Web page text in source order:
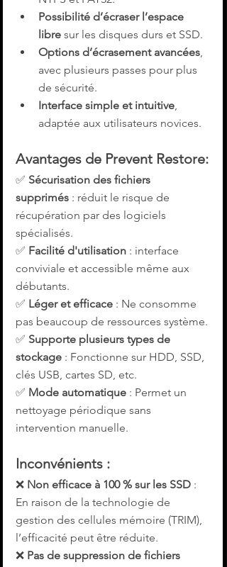
Possibilité d’écraser l’espace
libre sur les disques durs et SSD.
Options d’écrasement avancées,
avec plusieurs passes pour plus
de sécurité.
Interface simple et intuitive,
adaptée aux utilisateurs novices.
Avantages de Prevent Restore:
✅ Sécurisation des fichiers
supprimés : réduit le risque de
récupération par des logiciels
spécialisés.
✅ Facilité d'utilisation : interface
conviviale et accessible même aux
débutants.
✅ Léger et efficace : Ne consomme
pas beaucoup de ressources système.
✅ Supporte plusieurs types de
stockage : Fonctionne sur HDD, SSD,
clés USB, cartes SD, etc.
✅ Mode automatique : Permet un
nettoyage périodique sans
intervention manuelle.
Inconvénients :
❌ Non efficace à 100 % sur les SSD :
En raison de la technologie de
gestion des cellules mémoire (TRIM),
l’efficacité peut être réduite.
❌ Pas de suppression de fichiers